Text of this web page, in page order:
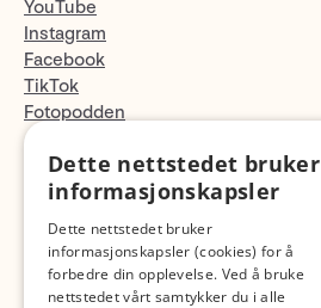
YouTube
Instagram
Facebook
TikTok
Fotopodden
Med forbehold om skrive- og lagerfeil
Dette nettstedet bruker
informasjonskapsler
Dette nettstedet bruker
informasjonskapsler (cookies) for å
forbedre din opplevelse. Ved å bruke
nettstedet vårt samtykker du i alle